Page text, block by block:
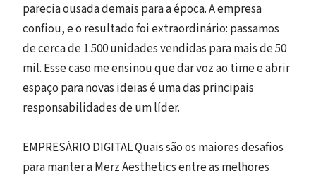
parecia ousada demais para a época. A empresa
confiou, e o resultado foi extraordinário: passamos
de cerca de 1.500 unidades vendidas para mais de 50
mil. Esse caso me ensinou que dar voz ao time e abrir
espaço para novas ideias é uma das principais
responsabilidades de um líder.
EMPRESÁRIO DIGITAL Quais são os maiores desafios
para manter a Merz Aesthetics entre as melhores